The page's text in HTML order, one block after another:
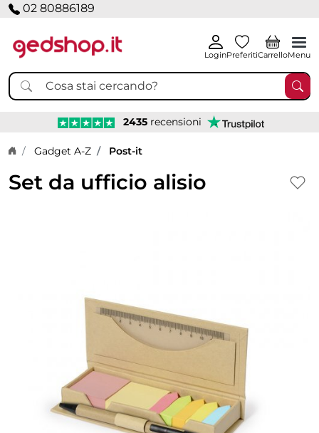
02 80886189
LoginPreferitiCarrelloMenu
2435 recensioni
Home page
Gadget A-Z Post-it
Set da ufficio alisio